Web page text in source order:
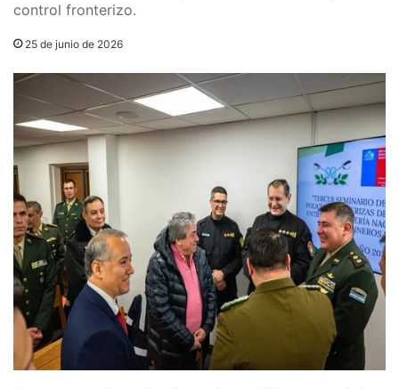
control fronterizo.
25 de junio de 2026